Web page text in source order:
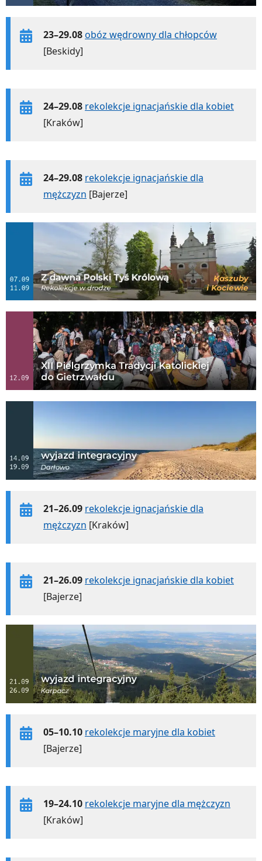
23–29.08obóz wędrowny dla chłopców
[Beskidy]
24–29.08 rekolekcje ignacjańskie dla kobiet
[Kraków]
24–29.08 rekolekcje ignacjańskie dla
mężczyzn [Bajerze]
21–26.09 rekolekcje ignacjańskie dla
mężczyzn [Kraków]
21–26.09 rekolekcje ignacjańskie dla kobiet
[Bajerze]
05–10.10 rekolekcje maryjne dla kobiet
[Bajerze]
19–24.10 rekolekcje maryjne dla mężczyzn
[Kraków]